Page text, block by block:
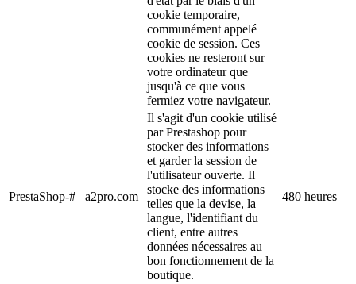
cookie temporaire,
communément appelé
cookie de session. Ces
cookies ne resteront sur
votre ordinateur que
jusqu'à ce que vous
fermiez votre navigateur.
PrestaShop-# a2pro.com
Il s'agit d'un cookie utilisé
par Prestashop pour
stocker des informations
et garder la session de
l'utilisateur ouverte. Il
stocke des informations
telles que la devise, la
langue, l'identifiant du
client, entre autres
données nécessaires au
bon fonctionnement de la
boutique.
480 heures